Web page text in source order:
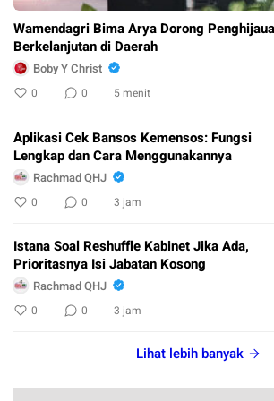
Wamendagri Bima Arya Dorong
Berkelanjutan di Daerah
Boby Y Christ
0 0 5 menit
Aplikasi Cek Bansos Kemensos: Fungsi
Lengkap dan Cara Menggunakannya
Rachmad QHJ
0 0 3 jam
Istana Soal Reshuffle Kabinet Jika Ada,
Prioritasnya Isi Jabatan Kosong
Rachmad QHJ
0 0 3 jam
Lihat lebih banyak